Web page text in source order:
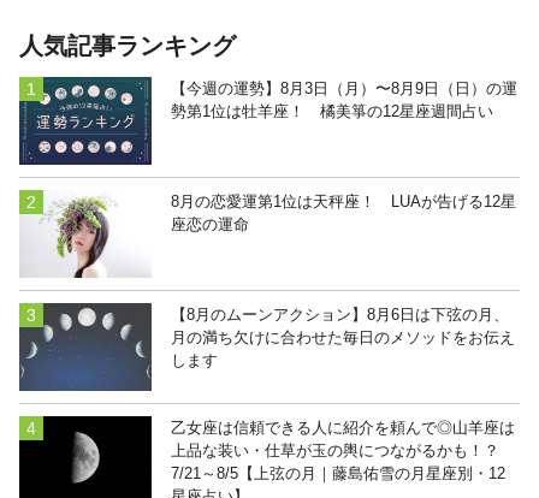
人気記事ランキング
【今週の運勢】8月3日（月）〜8月9日（日）の運
勢第1位は牡羊座！ 橘美箏の12星座週間占い
8月の恋愛運第1位は天秤座！ LUAが告げる12星
座恋の運命
【8月のムーンアクション】8月6日は下弦の月、
月の満ち欠けに合わせた毎日のメソッドをお伝え
します
乙女座は信頼できる人に紹介を頼んで◎山羊座は
上品な装い・仕草が玉の輿につながるかも！？
7/21～8/5【上弦の月｜藤島佑雪の月星座別・12